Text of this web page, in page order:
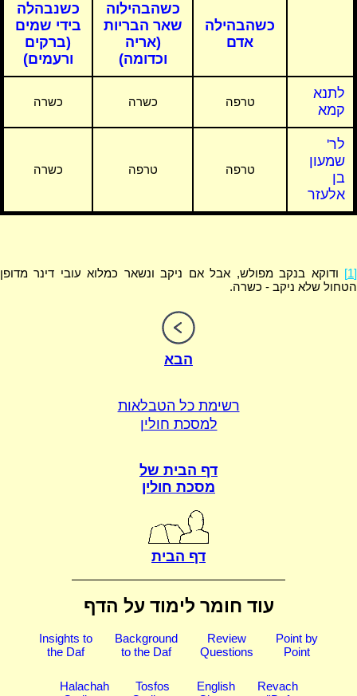
כשהבהילה
אדם
כשהבהילוה
שאר הבריות
(אריה
וכדומה)
כשנבהלה
בידי שמים
(ברקים
ורעמים)
לתנא
קמא
טרפה כשרה כשרה
לר'
שמעון
בן
אלעזר
טרפה טרפה כשרה
[1]
ודוקא בנקב מפולש, אבל אם ניקב ונשאר כמלוא עובי דינר מדופן
הטחול שלא ניקב - כשרה.
הבא
רשימת כל הטבלאות
למסכת חולין
דף הבית של
מסכת חולין
דף הבית
עוד חומר לימוד על הדף
Insights to
the Daf
Background
to the Daf
Review
Questions
Point by
Point
Halachah
Tosfos
English
Revach